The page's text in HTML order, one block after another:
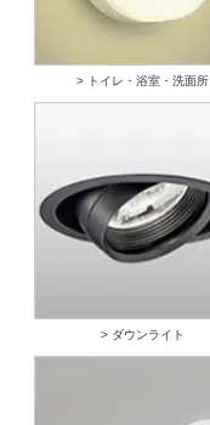
> トイレ・浴室・洗面所
> ダウンライト